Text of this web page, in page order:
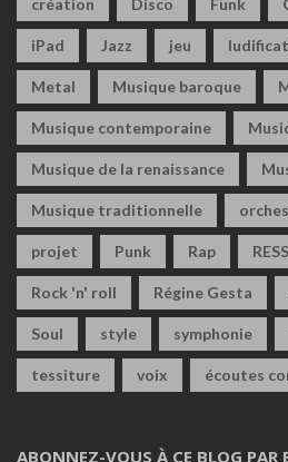
iPad Jazz jeu
Metal Musique baroque
Musique contemporaine
Musique de la renaissance
Musique traditionnelle
projet Punk Rap
Rock 'n' roll Régine Gesta
Soul style symphonie
tessiture voix écoutes
ABONNEZ-VOUS À CE BLOG PAR